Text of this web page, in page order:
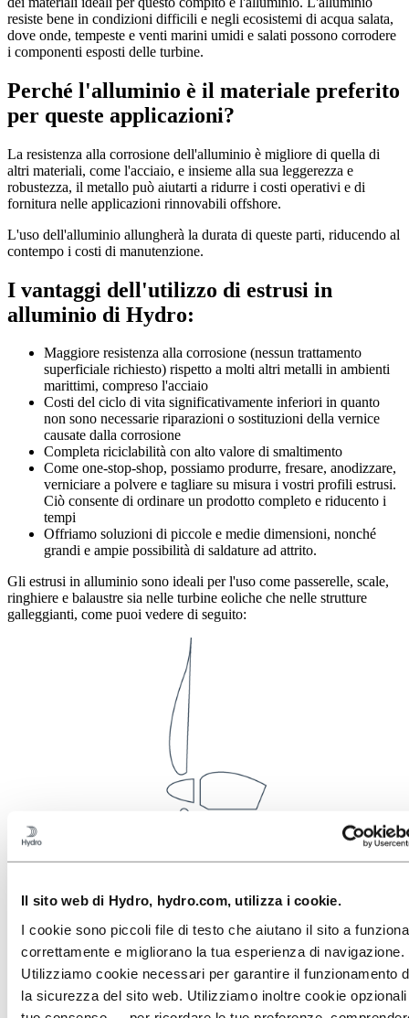
Il sito web di Hydro, hydro.com, utilizza i cookie.
I cookie sono piccoli file di testo che aiutano il sito a
correttamente e migliorano la tua esperienza di navigazione.
Utilizziamo cookie necessari per garantire il funzionamento
la sicurezza del sito web. Utilizziamo inoltre cookie
resiste bene in condizioni difficili e negli ecosistemi di acqua salata,
dove onde, tempeste e venti marini umidi e salati possono corrodere
i componenti esposti delle turbine.
Perché l'alluminio è il materiale preferito
per queste applicazioni?
La resistenza alla corrosione dell'alluminio è migliore di quella di
altri materiali, come l'acciaio, e insieme alla sua leggerezza e
robustezza, il metallo può aiutarti a ridurre i costi operativi e di
fornitura nelle applicazioni rinnovabili offshore.
L'uso dell'alluminio allungherà la durata di queste parti, riducendo al
contempo i costi di manutenzione.
I vantaggi dell'utilizzo di estrusi in
alluminio di Hydro:
Maggiore resistenza alla corrosione (nessun trattamento
superficiale richiesto) rispetto a molti altri metalli in ambienti
marittimi, compreso l'acciaio
Costi del ciclo di vita significativamente inferiori in quanto
non sono necessarie riparazioni o sostituzioni della vernice
causate dalla corrosione
Completa riciclabilità con alto valore di smaltimento
Come one-stop-shop, possiamo produrre, fresare, anodizzare,
verniciare a polvere e tagliare su misura i vostri profili estrusi.
Ciò consente di ordinare un prodotto completo e riducento i
tempi
Offriamo soluzioni di piccole e medie dimensioni, nonché
grandi e ampie possibilità di saldature ad attrito.
Gli estrusi in alluminio sono ideali per l'uso come passerelle, scale,
ringhiere e balaustre sia nelle turbine eoliche che nelle strutture
galleggianti, come puoi vedere di seguito: